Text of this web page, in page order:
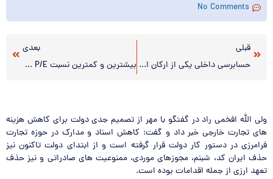
No Comments
قبلی
حسابرسی داخلی یکی از ارکان استقرار حاکمیت شرکتی صحیح در بانک‌ها
بعدی
بیشترین و کمترین نسبت P/E متعلق به چه شرکتهایی است؟
ولی الله افخمی راد در گفتگو با مهر از تصمیم جدی دولت برای کاهش هزینه
های تجارت خارجی خبر داد و گفت: کاهش اسناد و مدارک در حوزه تجارت
فرامرزی در دستور کار دولت قرار گرفته است و از ابتدای دولت تاکنون نیز
حذف ایران کد، شبنم، مجوزهای موردی، ممنوعیت های صادراتی و نیز حذف
تعهد ارزی از جمله اقدامات بوده است.